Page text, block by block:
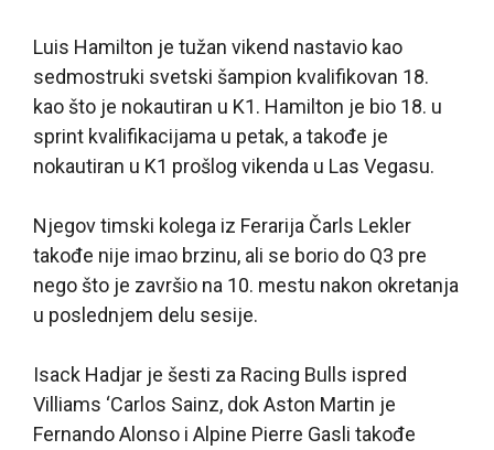
Luis Hamilton je tužan vikend nastavio kao
sedmostruki svetski šampion kvalifikovan 18.
kao što je nokautiran u K1. Hamilton je bio 18. u
sprint kvalifikacijama u petak, a takođe je
nokautiran u K1 prošlog vikenda u Las Vegasu.
Njegov timski kolega iz Ferarija Čarls Lekler
takođe nije imao brzinu, ali se borio do Q3 pre
nego što je završio na 10. mestu nakon okretanja
u poslednjem delu sesije.
Isack Hadjar je šesti za Racing Bulls ispred
Villiams ‘Carlos Sainz, dok Aston Martin je
Fernando Alonso i Alpine Pierre Gasli takođe